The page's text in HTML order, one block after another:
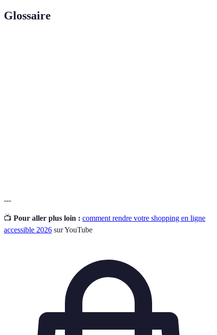
Glossaire
---
📺 Pour aller plus loin : comment rendre votre shopping en ligne
accessible 2026 sur YouTube